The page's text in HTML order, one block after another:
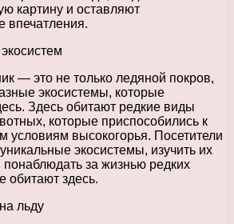
картину и оставляют
впечатления.
— это не только ледяной покров,
экосистемы, которые
Здесь обитают редкие виды
которые приспособились к
условиям высокогорья. Посетители
экосистемы, изучить их
понаблюдать за жизнью редких
обитают здесь.
льду